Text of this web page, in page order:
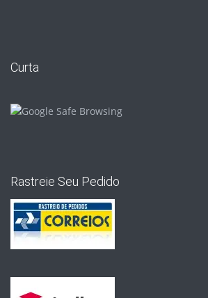
Curta
Rastreie Seu Pedido